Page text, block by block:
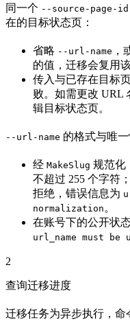
同一个 --source-page-id
在的目标状态页：
省略 --url-name ，
的值，迁移会复用
传入与已存在目标
败。如需更改 URL
辑目标状态页。
--url-name 的格式与唯一
经 MakeSlug 规范化
不超过 255 个字符
拒绝，错误信息为
normalization 。
在账号下的公开状
url_name must be
2
查询迁移进度
迁移任务为异步执行，命